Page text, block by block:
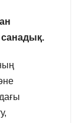
санадық.